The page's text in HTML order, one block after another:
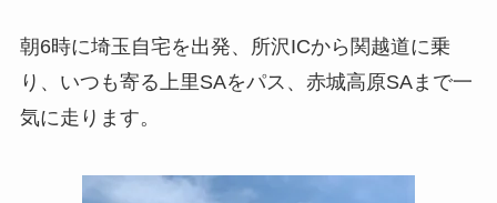
朝6時に埼玉自宅を出発、所沢ICから関越道に乗
り、いつも寄る上里SAをパス、赤城高原SAまで一
気に走ります。